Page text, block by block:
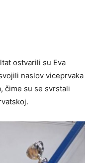
ostvarili su Eva
naslov viceprvaka
čime su se svrstali